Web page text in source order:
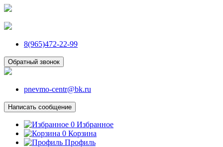
8(965)472-22-99
Обратный звонок
pnevmo-centr@bk.ru
Написать сообщение
0 Избранное
0 Корзина
Профиль